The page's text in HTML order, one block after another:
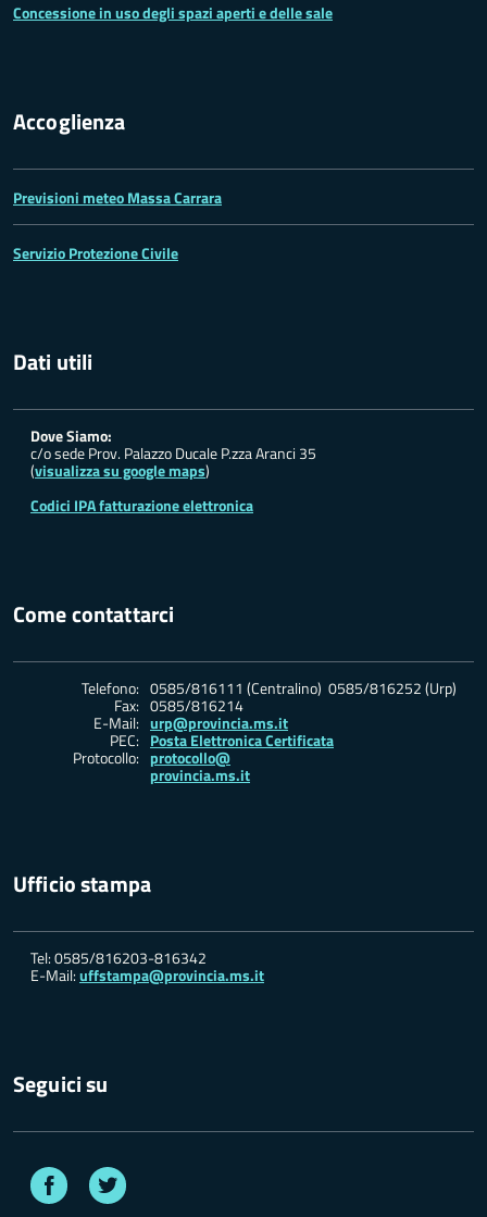
Concessione in uso degli spazi aperti e delle sale
Accoglienza
Previsioni meteo Massa Carrara
Servizio Protezione Civile
Dati utili
Dove Siamo:
c/o sede Prov. Palazzo Ducale P.zza Aranci 35
(visualizza su google maps)
Codici IPA fatturazione elettronica
Come contattarci
Telefono: 0585/816111 (Centralino) 0585/816252 (Urp)
Fax: 0585/816214
E-Mail: urp@provincia.ms.it
PEC: Posta Elettronica Certificata
Protocollo: protocollo@
provincia.ms.it
Ufficio stampa
Tel: 0585/816203-816342
E-Mail:uffstampa@provincia.ms.it
Seguici su
Facebook